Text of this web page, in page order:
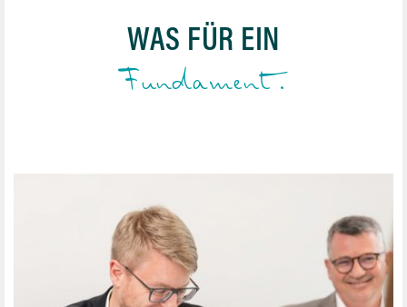
WAS FÜR EIN
Fundament.